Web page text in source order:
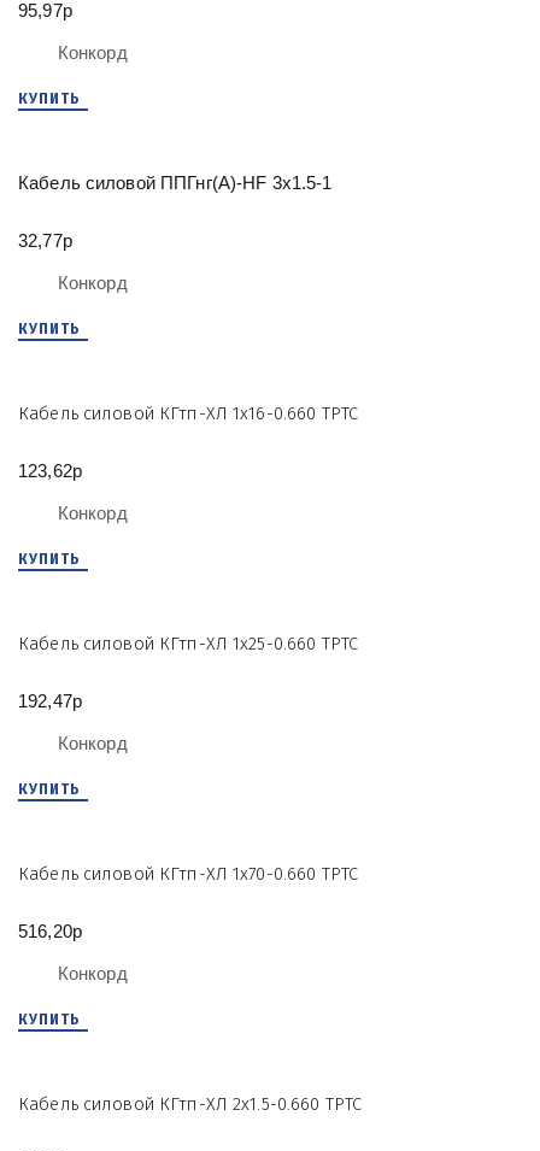
Конкорд
95,97р
КУПИТЬ
Кабель силовой ППГнг(А)-HF 3х1.5-1
Конкорд
32,77р
КУПИТЬ
Кабель силовой КГтп-ХЛ 1х16-0.660 ТРТС
Конкорд
123,62р
КУПИТЬ
Кабель силовой КГтп-ХЛ 1х25-0.660 ТРТС
Конкорд
192,47р
КУПИТЬ
Кабель силовой КГтп-ХЛ 1х70-0.660 ТРТС
Конкорд
516,20р
КУПИТЬ
Кабель силовой КГтп-ХЛ 2х1.5-0.660 ТРТС